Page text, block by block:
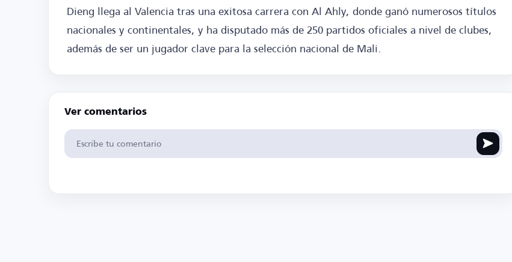
Dieng llega al Valencia tras una exitosa carrera con Al Ahly, donde ganó numerosos títulos
nacionales y continentales, y ha disputado más de 250 partidos oficiales a nivel de clubes,
además de ser un jugador clave para la selección nacional de Mali.
Ver comentarios